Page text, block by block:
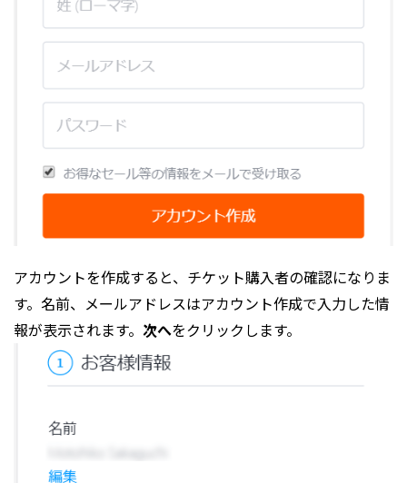
アカウントを作成すると、チケット購入者の確認になりま
す。名前、メールアドレスはアカウント作成で入力した情
報が表示されます。 次へをクリックします。